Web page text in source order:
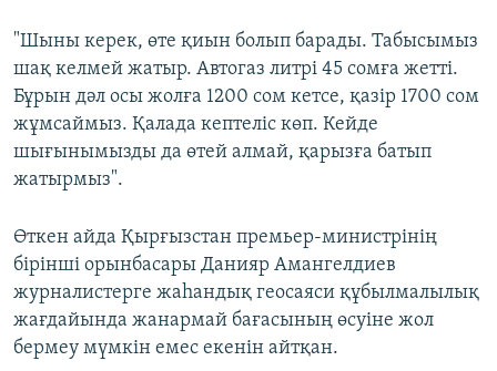
"Шыны керек, өте қиын болып барады. Табысымыз
шақ келмей жатыр. Автогаз литрі 45 сомға жетті.
Бұрын дәл осы жолға 1200 сом кетсе, қазір 1700 сом
жұмсаймыз. Қалада кептеліс көп. Кейде
шығынымызды да өтей алмай, қарызға батып
жатырмыз".
Өткен айда Қырғызстан премьер-министрінің
бірінші орынбасары Данияр Амангелдиев
журналистерге жаһандық геосаяси құбылмалылық
жағдайында жанармай бағасының өсуіне жол
бермеу мүмкін емес екенін айтқан.